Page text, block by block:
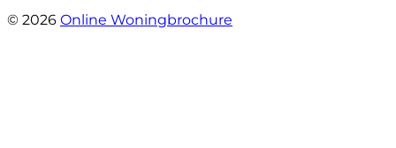
© 2026 Online Woningbrochure